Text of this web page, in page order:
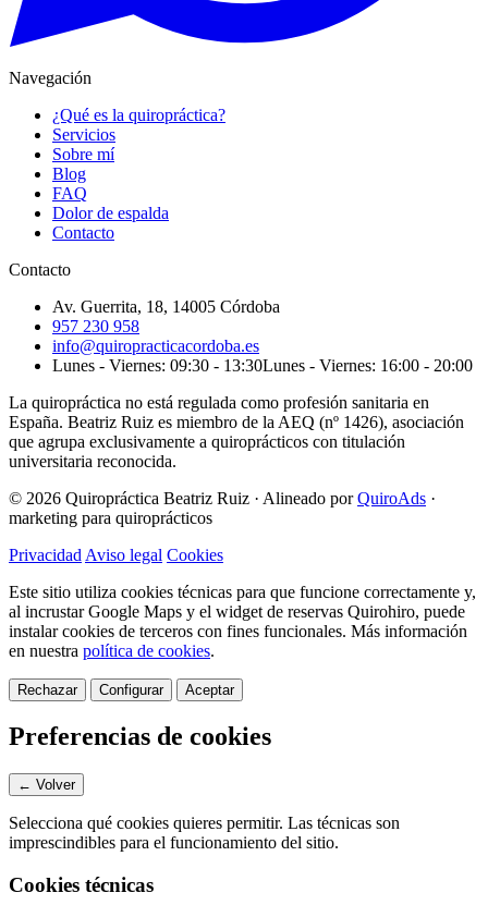
Navegación
¿Qué es la quiropráctica?
Servicios
Sobre mí
Blog
FAQ
Dolor de espalda
Contacto
Contacto
Av. Guerrita, 18, 14005 Córdoba
957 230 958
info@quiropracticacordoba.es
Lunes - Viernes: 09:30 - 13:30Lunes - Viernes: 16:00 - 20:00
La quiropráctica no está regulada como profesión sanitaria en
España. Beatriz Ruiz es miembro de la AEQ (nº 1426), asociación
que agrupa exclusivamente a quiroprácticos con titulación
universitaria reconocida.
© 2026 Quiropráctica Beatriz Ruiz · Alineado porQuiroAds ·
marketing para quiroprácticos
Privacidad Aviso legal Cookies
Este sitio utiliza cookies técnicas para que funcione correctamente y,
al incrustar Google Maps y el widget de reservas Quirohiro, puede
instalar cookies de terceros con fines funcionales. Más información
en nuestra política de cookies.
Rechazar Configurar Aceptar
Preferencias de cookies
← Volver
Selecciona qué cookies quieres permitir. Las técnicas son
imprescindibles para el funcionamiento del sitio.
Cookies técnicas